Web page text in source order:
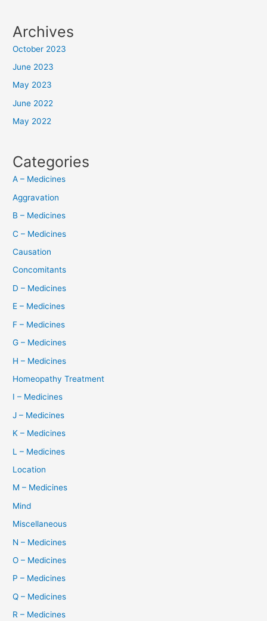
Archives
October 2023
June 2023
May 2023
June 2022
May 2022
Categories
A – Medicines
Aggravation
B – Medicines
C – Medicines
Causation
Concomitants
D – Medicines
E – Medicines
F – Medicines
G – Medicines
H – Medicines
Homeopathy Treatment
I – Medicines
J – Medicines
K – Medicines
L – Medicines
Location
M – Medicines
Mind
Miscellaneous
N – Medicines
O – Medicines
P – Medicines
Q – Medicines
R – Medicines